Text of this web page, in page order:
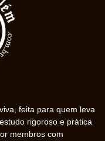
feita para quem leva
rigoroso e prática
membros com